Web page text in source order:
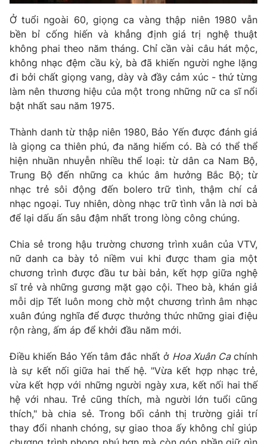
Khán giả
Giải sao mai
Sao
Du lịch
Làm đẹp
Chất lượng cuộc sống
Giáo dục
Tuyển sinh
Học trực tuyến
Công nghệ
Hitech Công nghệ tương lai
Sản phẩm
Thị trường
Tư vấn
Giao lưu trực tuyến
Lịch phát sóng
Chuyên mục khác
Emagazine Podcast
Video Shorts video
VTV Money VTV Thể thao
VTV Sức khoẻ Bất động sản
Thị trường 24h Tấm lòng Việt
VTV4 Vươn mình bằng AI
VTV9 VTV8
Ở tuổi ngoài 60, giọng ca vàng thập niên 1980 vẫn
bền bỉ cống hiến và khẳng định giá trị nghệ thuật
không phai theo năm tháng. Chỉ cần vài câu hát mộc,
không nhạc đệm cầu kỳ, bà đã khiến người nghe lặng
đi bởi chất giọng vang, dày và đầy cảm xúc - thứ từng
làm nên thương hiệu của một trong những nữ ca sĩ nổi
bật nhất sau năm 1975.
Thành danh từ thập niên 1980, Bảo Yến được đánh giá
là giọng ca thiên phú, đa năng hiếm có. Bà có thể thể
hiện nhuần nhuyễn nhiều thể loại: từ dân ca Nam Bộ,
Trung Bộ đến những ca khúc âm hưởng Bắc Bộ; từ
nhạc trẻ sôi động đến bolero trữ tình, thậm chí cả
nhạc ngoại. Tuy nhiên, dòng nhạc trữ tình vẫn là nơi bà
để lại dấu ấn sâu đậm nhất trong lòng công chúng.
Chia sẻ trong hậu trường chương trình xuân của VTV,
nữ danh ca bày tỏ niềm vui khi được tham gia một
chương trình được đầu tư bài bản, kết hợp giữa nghệ
sĩ trẻ và những gương mặt gạo cội. Theo bà, khán giả
mỗi dịp Tết luôn mong chờ một chương trình âm nhạc
xuân đúng nghĩa để được thưởng thức những giai điệu
rộn ràng, ấm áp để khởi đầu năm mới.
Điều khiến Bảo Yến tâm đắc nhất ở Hoa Xuân Cachính
là sự kết nối giữa hai thế hệ. "Vừa kết hợp nhạc trẻ,
vừa kết hợp với những người ngày xưa, kết nối hai thế
hệ với nhau. Trẻ cũng thích, mà người lớn tuổi cũng
thích," bà chia sẻ. Trong bối cảnh thị trường giải trí
thay đổi nhanh chóng, sự giao thoa ấy không chỉ giúp